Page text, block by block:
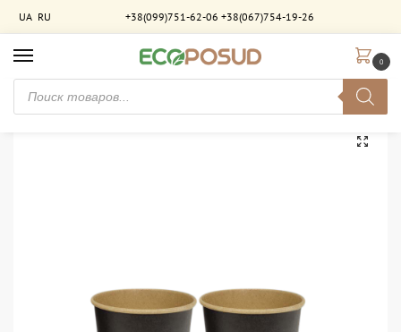
UA RU +38(099)751-62-06 +38(067)754-19-26
0
Главная / Стаканы бумажные Стакан бумажный 185 мл двухслойный Чёрный-Крафт. 600 шт/ящ